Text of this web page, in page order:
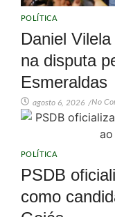
POLÍTICA
Daniel
na disputa
Esmeraldas
agosto 6, 2026 /No
POLÍTICA
PSDB
como